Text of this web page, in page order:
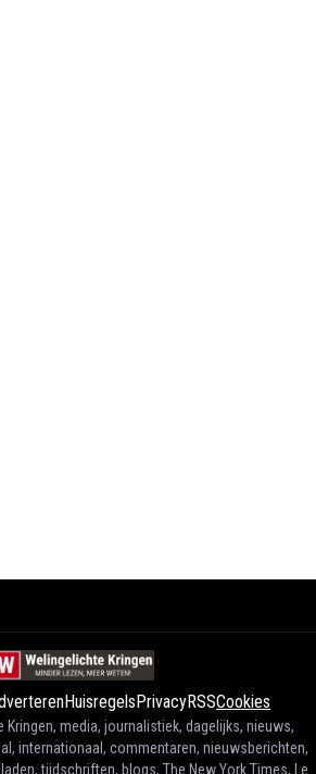
HuisregelsPrivacyRSSCookies
Kringen, media, journalistiek, dagelijks, nieuws,
internationaal, commentaren, nieuwsberichten,
tijdschriften, blogs, The New York Times, Le